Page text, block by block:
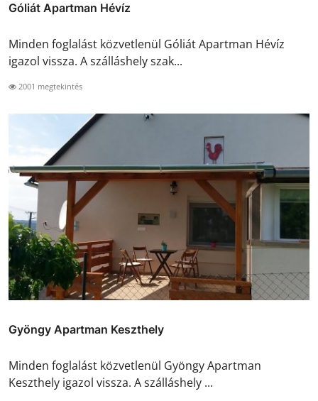
Góliát Apartman Hévíz
Minden foglalást közvetlenül Góliát Apartman Hévíz
igazol vissza. A szálláshely szak...
2001 megtekintés
Gyöngy Apartman Keszthely
Minden foglalást közvetlenül Gyöngy Apartman
Keszthely igazol vissza. A szálláshely ...